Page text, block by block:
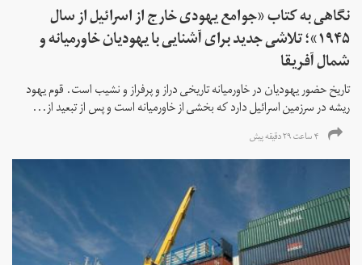
نگاهی به کتاب «جوامع یهودی خارج از اسرائیل از سال
۱۹۴۵»؛ تلاشی جدید برای آشنایی با یهودیان خاورمیانه و
شمال آفریقا
تاریخ حضور یهودیان در خاورمیانه تاریخی دراز و پرفراز و نشیب است. قوم یهود
ریشه در سرزمین اسرائیل دارد که بخشی از خاورمیانه است و پس از تبعید از...
۴ ساعت ۲۹ دقیقه پیش